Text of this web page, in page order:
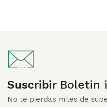
Suscribir Boletin
No te pierdas miles de